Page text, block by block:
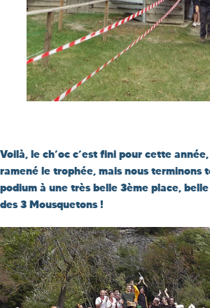
Voilà, le ch’oc c’est fini pour cette
ramené le trophée, mais nous terminons
podium à une très belle 3ème place,
des 3 Mousquetons !